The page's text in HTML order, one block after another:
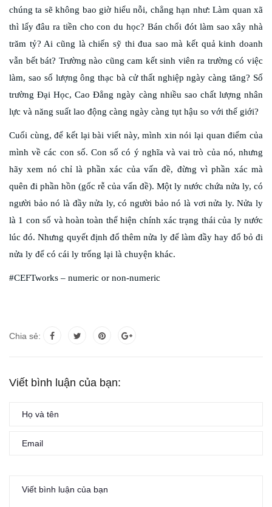
chúng ta sẽ không bao giờ hiểu nỗi, chẳng hạn như: Làm quan xã
thì lấy đâu ra tiền cho con du học? Bán chổi đót làm sao xây nhà
trăm tỷ? Ai cũng là chiến sỹ thi đua sao mà kết quả kinh doanh
vẫn bết bát? Trường nào cũng cam kết sinh viên ra trường có việc
làm, sao số lượng ông thạc bà cử thất nghiệp ngày càng tăng? Số
trường Đại Học, Cao Đẳng ngày càng nhiều sao chất lượng nhân
lực và năng suất lao động càng ngày càng tụt hậu so với thế giới?
Cuối cùng, để kết lại bài viết này, mình xin nói lại quan điểm của
mình về các con số. Con số có ý nghĩa và vai trò của nó, nhưng
hãy xem nó chỉ là phần xác của vấn đề, đừng vì phần xác mà
quên đi phần hồn (gốc rễ của vấn đề). Một ly nước chứa nửa ly, có
người bảo nó là đầy nửa ly, có người bảo nó là vơi nửa ly. Nửa ly
là 1 con số và hoàn toàn thể hiện chính xác trạng thái của ly nước
lúc đó. Nhưng quyết định đổ thêm nửa ly để làm đầy hay đổ bỏ đi
nửa ly để có cái ly trống lại là chuyện khác.
#CEFTworks – numeric or non-numeric
Chia sẻ:
Viết bình luận của bạn: